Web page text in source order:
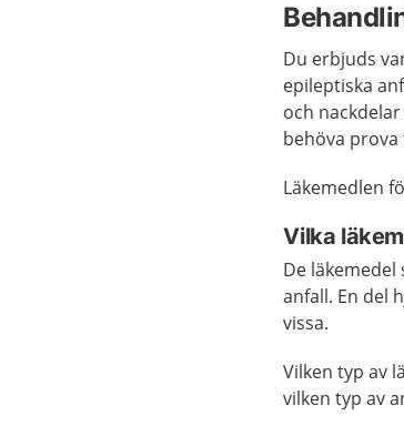
Du erbjuds
epileptiska
och
behöva
Läkemedlen
Vilka
De
anfall. En del
vissa.
Vilken typ av
vilken typ av